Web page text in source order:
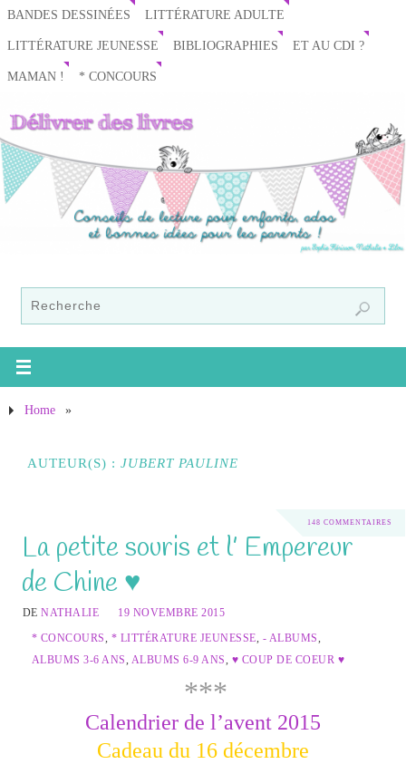
BANDES DESSINÉES LITTÉRATURE ADULTE
LITTÉRATURE JEUNESSE BIBLIOGRAPHIES ET AU CDI ?
MAMAN ! * CONCOURS
Home »
AUTEUR(S) : JUBERT PAULINE
148 COMMENTAIRES
La petite souris et l’ Empereur
de Chine ♥
DENATHALIE
19 NOVEMBRE 2015
* CONCOURS, * LITTÉRATURE JEUNESSE, - ALBUMS,
ALBUMS 3-6 ANS, ALBUMS 6-9 ANS, ♥ COUP DE COEUR ♥
***
Calendrier de l’avent 2015
Cadeau du 16 décembre